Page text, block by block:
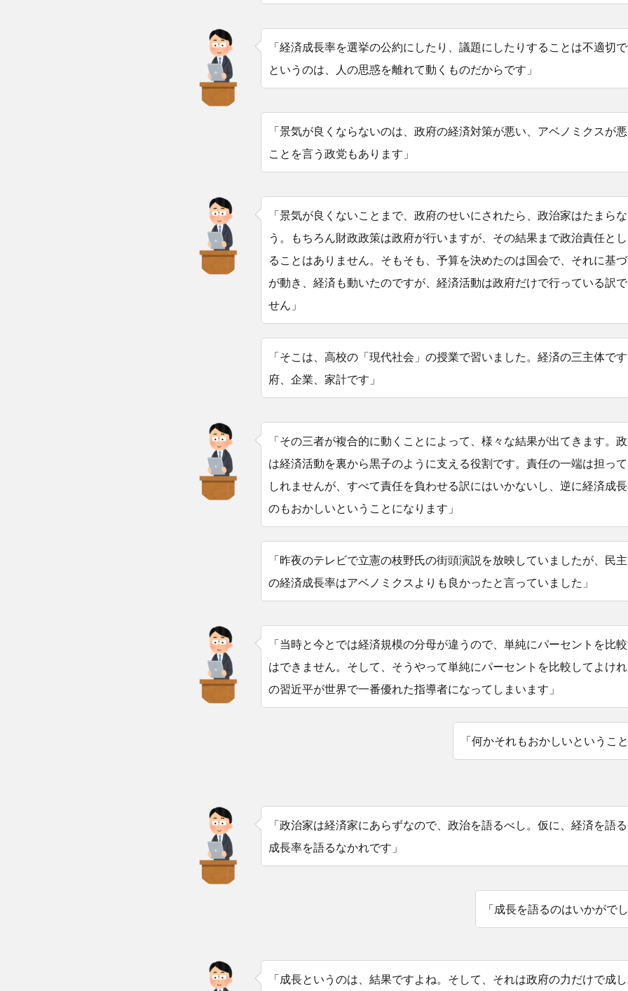
「経済成長率を選挙の公約にしたり、議題にしたりすることは不適切
というのは、人の思惑を離れて動くものだからです」
「景気が良くならないのは、政府の経済対策が悪い、アベノミクスが
ことを言う政党もあります」
「景気が良くないことまで、政府のせいにされたら、政治家はたまら
う。もちろん財政政策は政府が行いますが、その結果まで政治責任と
ることはありません。そもそも、予算を決めたのは国会で、それに基
が動き、経済も動いたのですが、経済活動は政府だけで行っている訳
せん」
「そこは、高校の「現代社会」の授業で習いました。経済の三主体で
府、企業、家計です」
「その三者が複合的に動くことによって、様々な結果が出てきます。
は経済活動を裏から黒子のように支える役割です。責任の一端は担っ
しれませんが、すべて責任を負わせる訳にはいかないし、逆に経済成
のもおかしいということになります」
「昨夜のテレビで立憲の枝野氏の街頭演説を放映していましたが、民
の経済成長率はアベノミクスよりも良かったと言っていました」
「当時と今とでは経済規模の分母が違うので、単純にパーセントを比
はできません。そして、そうやって単純にパーセントを比較してよけ
の習近平が世界で一番優れた指導者になってしまいます」
「何かそれもおかしいというこ
「政治家は経済家にあらずなので、政治を語るべし。仮に、経済を語
成長率を語るなかれです」
「成長を語るのはいかがで
「成長というのは、結果ですよね。そして、それは政府の力だけで成